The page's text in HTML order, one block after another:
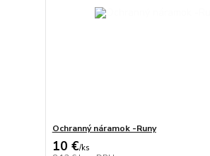
Ochranný náramok -Runy
10 €/ks